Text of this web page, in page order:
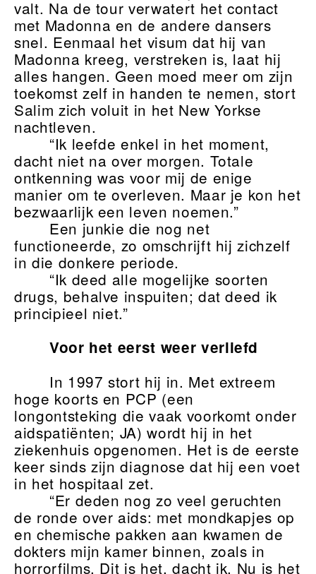
valt. Na de tour verwatert het contact
met Madonna en de andere dansers
snel. Eenmaal het visum dat hij van
Madonna kreeg, verstreken is, laat hij
alles hangen. Geen moed meer om zijn
toekomst zelf in handen te nemen, stort
Salim zich voluit in het New Yorkse
nachtleven.
“Ik leefde enkel in het moment,
dacht niet na over morgen. Totale
ontkenning was voor mij de enige
manier om te overleven. Maar je kon het
bezwaarlijk een leven noemen.”
Een junkie die nog net
functioneerde, zo omschrijft hij zichzelf
in die donkere periode.
“Ik deed alle mogelijke soorten
drugs, behalve inspuiten; dat deed ik
principieel niet.”
Voor het eerst weer verliefd
In 1997 stort hij in. Met extreem
hoge koorts en PCP (een
longontsteking die vaak voorkomt onder
aidspatiënten; JA) wordt hij in het
ziekenhuis opgenomen. Het is de eerste
keer sinds zijn diagnose dat hij een voet
in het hospitaal zet.
“Er deden nog zo veel geruchten
de ronde over aids: met mondkapjes op
en chemische pakken aan kwamen de
dokters mijn kamer binnen, zoals in
horrorfilms. Dit is het, dacht ik. Nu is het